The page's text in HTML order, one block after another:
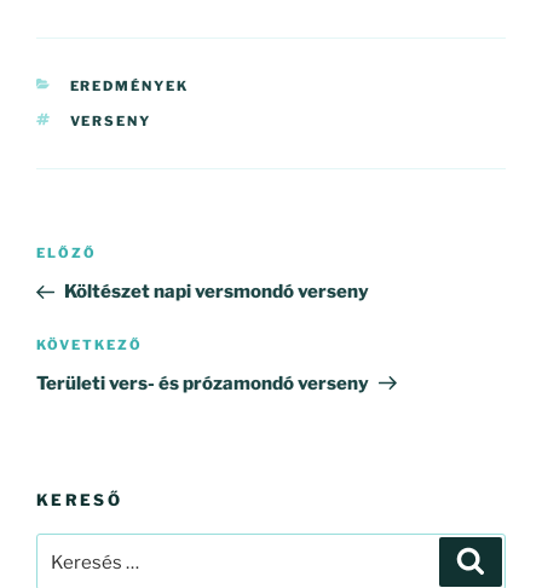
KATEGÓRIÁK
EREDMÉNYEK
CÍMKÉK
VERSENY
Bejegyzés
Korábbi
bejegyzés
ELŐZŐ
Költészet napi versmondó verseny
Következő
bejegyzés
KÖVETKEZŐ
Területi vers- és prózamondó verseny
KERESŐ